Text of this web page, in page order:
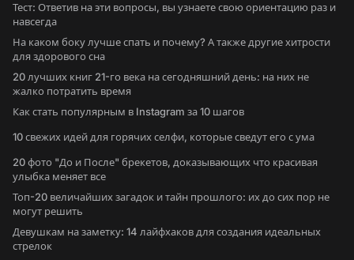
Тест: Ответив на эти вопросы, вы узнаете свою ориентацию раз и
навсегда
На каком боку лучше спать и почему? А также другие хитрости
для здорового сна
20 лучших книг 21-го века на сегодняшний день: на них не
жалко потратить время
Как стать популярным в Instagram за 10 шагов
10 свежих идей для горячих селфи, которые сведут его с ума
20 фото "До и После" брекетов, доказывающих что красивая
улыбка меняет все
Топ-20 величайших загадок и тайн прошлого: их до сих пор не
могут решить
Девушкам на заметку: 14 лайфхаков для создания идеальных
стрелок